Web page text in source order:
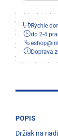
Rýchle
do 2-4
eshop@
Doprava
POPIS
Držiak na